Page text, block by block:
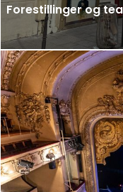
Forestillinger og